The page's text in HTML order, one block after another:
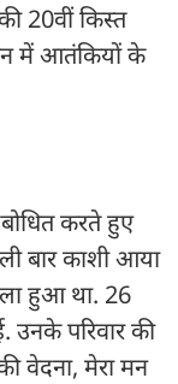
20वीं किस्त
में आतंकियों के
करते हुए
बार काशी आया
हुआ था. 26
उनके परिवार की
वेदना, मेरा मन